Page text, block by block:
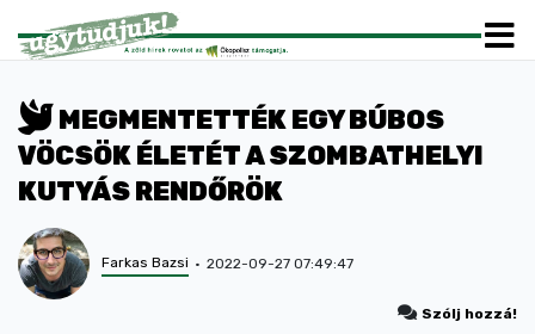
MEGMENTETTÉK EGY BÚBOS
VÖCSÖK ÉLETÉT A SZOMBATHELYI
KUTYÁS RENDŐRÖK
Farkas Bazsi 2022-09-27 07:49:47
Szólj hozzá!